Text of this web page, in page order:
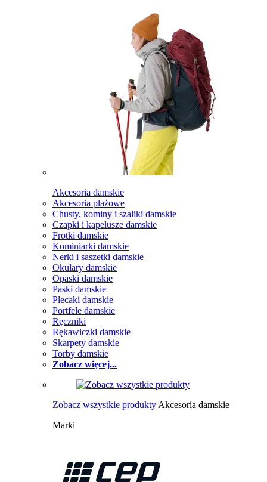
Akcesoria damskie
Akcesoria plażowe
Chusty, kominy i szaliki damskie
Czapki i kapelusze damskie
Frotki damskie
Kominiarki damskie
Nerki i saszetki damskie
Okulary damskie
Opaski damskie
Paski damskie
Plecaki damskie
Portfele damskie
Ręczniki
Rękawiczki damskie
Skarpety damskie
Torby damskie
Zobacz więcej...
Zobacz wszystkie produkty Akcesoria damskie
Marki